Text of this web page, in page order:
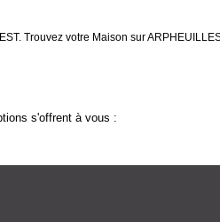
Trouvez votre Maison sur
s'offrent à vous :